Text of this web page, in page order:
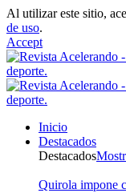
Al utilizar este sitio,
de uso.
Accept
Inicio
Destacados
Destacados
Quirola impone